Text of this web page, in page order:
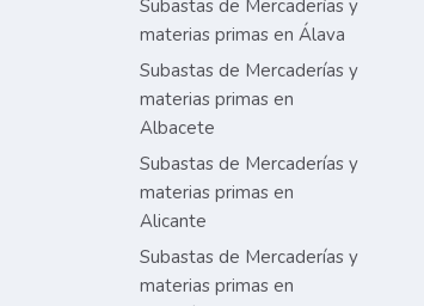
Subastas de Mercaderías y
materias primas en Álava
Subastas de Mercaderías y
materias primas en
Albacete
Subastas de Mercaderías y
materias primas en
Alicante
Subastas de Mercaderías y
materias primas en